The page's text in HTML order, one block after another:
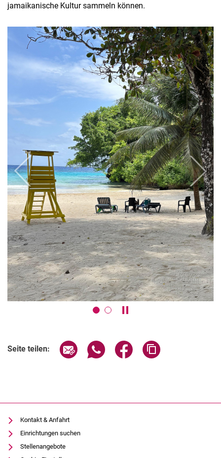
jamaikanische Kultur sammeln können.
Karussell anhalten /
zurück weiter
Seite teilen: Seite über E-Mail teilen
Seite über WhatsApp teilen
Seite über Facebook
Kontakt & Anfahrt
Einrichtungen suchen
Stellenangebote